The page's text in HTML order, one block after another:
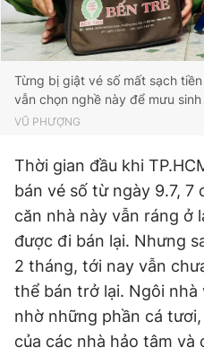
Từng bị giật vé số mất sạch
vẫn chọn nghề này để mưu sinh
VŨ PHƯỢNG
Thời gian đầu khi
bán vé số từ ngày 9.7, 7
căn nhà này vẫn ráng ở
được đi bán lại. Nhưng
2 tháng, tới nay vẫn
thể bán trở lại. Ngôi
nhờ những phần cá
của các nhà hảo tâm và